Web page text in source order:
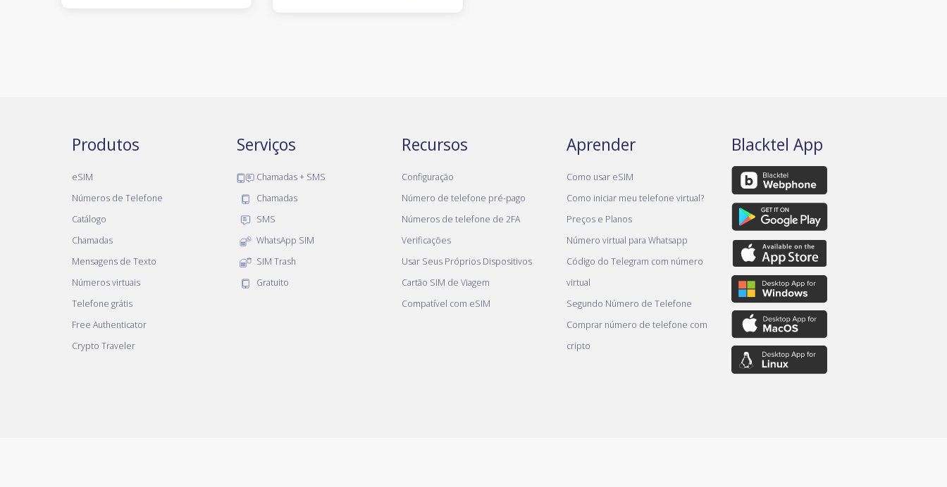
Produtos
eSIM
Números de Telefone
Catálogo
Chamadas
Mensagens de Texto
Números virtuais
Telefone grátis
Free Authenticator
Crypto Traveler
Serviços
Chamadas + SMS
Chamadas
SMS
WhatsApp SIM
SIM Trash
Gratuito
Recursos
Configuração
Número de telefone pré-pago
Números de telefone de 2FA
Verificações
Usar Seus Próprios Dispositivos
Cartão SIM de Viagem
Compatível com eSIM
Aprender
Como usar eSIM
Como iniciar meu telefone virtual?
Preços e Planos
Número virtual para Whatsapp
Código do Telegram com número
virtual
Segundo Número de Telefone
Comprar número de telefone com
cripto
Blacktel App